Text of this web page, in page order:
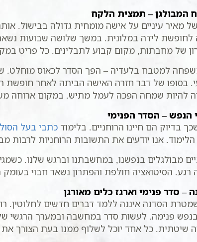
המבולגן – תמצית הלקח
מאיר עיניים על אישה מומחית גדולה בבישול.
לחופשת לידה במלונית. במשך שלושה שבועות
של מחבתות, מקום קבוע לתבלינים. כל פריט
למטבח בלעדיה – הפך הסדר לכאוס מוחלט.
בסופו של דבר חזרה האישה הביתה לאחר חופשת
להיות שמחה הפכה לעמל מתיש. במקום ארוחה
הנפש – הסדר הפנימי
בדיוק הם חיינו הרוחניים. בלימוד כתבי בעל
אנו יודעים את התשובות הרוחניות לרבות
מבולגלים בנפשנו, במחשבתנו וברגש שלנו.
רגע. הסיטואציה חולפת והפתרון נשאר חבוי
– סדר פנימי וארגז כלים מאורגן
הסדנה איננה ללמד דברים חדשים לחלוטין.
פנימה. לעשות סדר במחשבה ובמערך הרגשי
שיטתית. כל אחד יוכל לשלוף ממנו בעת הצורך